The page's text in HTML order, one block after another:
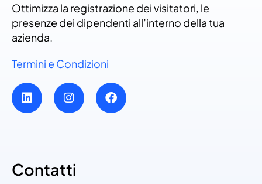
Ottimizza la registrazione dei visitatori, le
presenze dei dipendenti all’interno della tua
azienda.
Termini e Condizioni
Contatti